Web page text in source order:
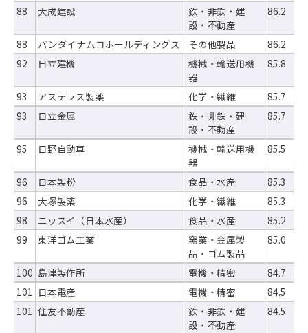
88 大成建設
鉄・非鉄・建
設・不動産
86.2
88 バンダイナムコホールディングス その他製品
86.2
92
日立建機
機械・輸送用機
器
85.8
93 アステラス製薬 化学・繊維
85.7
93
日立金属
鉄・非鉄・建
設・不動産
85.7
95 日野自動車
機械・輸送用機
器
85.5
96 日本製粉 食品・水産
85.3
96
大塚製薬 化学・繊維
85.3
98
ニッスイ（日本水産） 食品・水産
85.2
99
東洋ゴム工業
窯業・金属製
品・ゴム製品
85.0
100 島津製作所 電機・精密
84.7
101 日本電産 電機・精密
84.5
101 住友不動産
鉄・非鉄・建
設・不動産
84.5